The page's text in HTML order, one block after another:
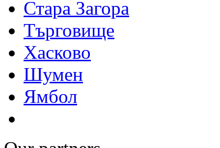
Стара Загора
Търговище
Хасково
Шумен
Ямбол